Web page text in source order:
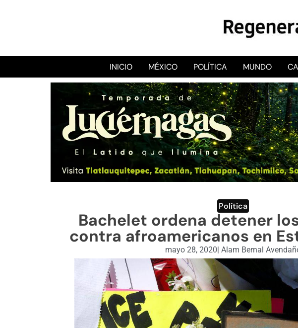
RegeneraciónMX
Sitio de noticias
INICIO MÉXICO POLÍTICA MUNDO
Política
Bachelet ordena detener
contra afroamericanos en
mayo 28, 2020 Alam Bernal